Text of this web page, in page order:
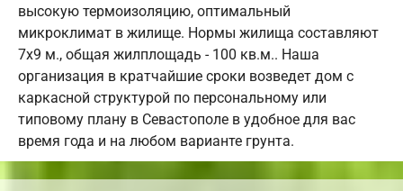
высокую термоизоляцию, оптимальный
микроклимат в жилище. Нормы жилища составляют
7х9 м., общая жилплощадь - 100 кв.м.. Наша
организация в кратчайшие сроки возведет дом с
каркасной структурой по персональному или
типовому плану в Севастополе в удобное для вас
время года и на любом варианте грунта.